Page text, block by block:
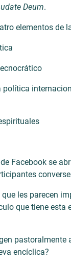
Deum.
elementos de
política
Facebook se
les parecen
que tiene esta
pastoralmente
encíclica?